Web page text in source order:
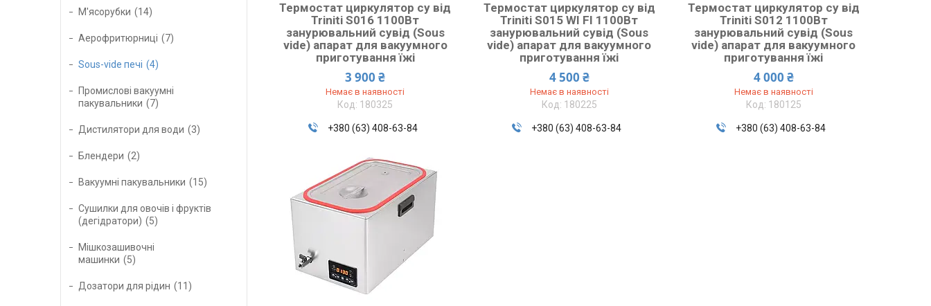
Термостат циркулятор су від
Triniti S016 1100Вт
занурювальний сувід (Sous
vide) апарат для вакуумного
приготування їжі
3 900 ₴
Немає в наявності
180325
+380 (63) 408-63-84
Термостат циркулятор су від
Triniti S015 WI FI 1100Вт
занурювальний сувід (Sous
vide) апарат для вакуумного
приготування їжі
4 500 ₴
Немає в наявності
180225
+380 (63) 408-63-84
Термостат циркулятор су від
Triniti S012 1100Вт
занурювальний сувід (Sous
vide) апарат для вакуумного
приготування їжі
4 000 ₴
Немає в наявності
180125
+380 (63) 408-63-84
М'ясорубки 14
Аерофритюрниці 7
Sous-vide печі 4
Промислові вакуумні
пакувальники
7
Дистилятори для води 3
Блендери 2
Вакуумні пакувальники 15
Сушилки для овочів і фруктів
(дегідратори)
5
Мішкозашивочні
машинки
5
Дозатори для рідин 11